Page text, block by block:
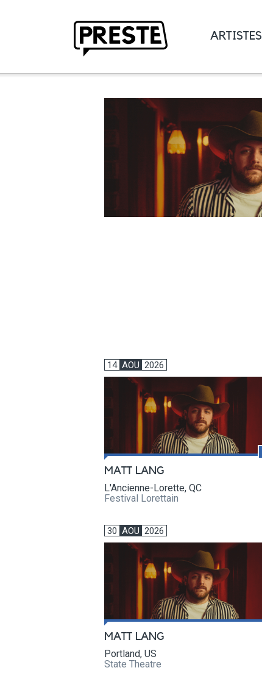
ARTISTES
14 AOU 2026
MATT LANG
L'Ancienne-Lorette, QC
Festival Lorettain
30 AOU 2026
MATT LANG
Portland, US
State Theatre